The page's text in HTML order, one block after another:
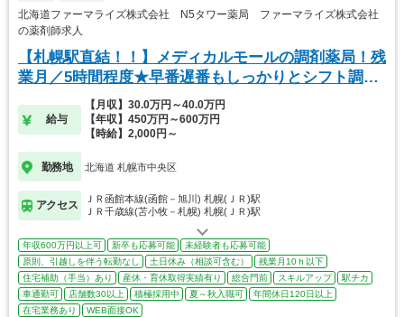
北海道ファーマライズ株式会社 N5タワー薬局 ファーマライズ株式会社
の薬剤師求人
【札幌駅直結！！】メディカルモールの調剤薬局！残
業月／5時間程度★早番遅番もしっかりとシフト調
給与
【月収】30.0万円～40.0万円
【年収】450万円～600万円
【時給】2,000円～
勤務地 北海道 札幌市中央区
アクセス
ＪＲ函館本線(函館－旭川) 札幌(ＪＲ)駅
ＪＲ千歳線(苫小牧－札幌) 札幌(ＪＲ)駅
年収600万円以上可 新卒も応募可能
未経験者も応募可能
原則、引越しを伴う転勤なし
土日休み（相談可含む）
残業月10ｈ以下
住宅補助（手当）あり
産休・育休取得実績有り 総合門前 スキルアップ
駅チカ
車通勤可
店舗数30以上 積極採用中 夏～秋入職可
年間休日120日以上
在宅業務あり
WEB面接OK